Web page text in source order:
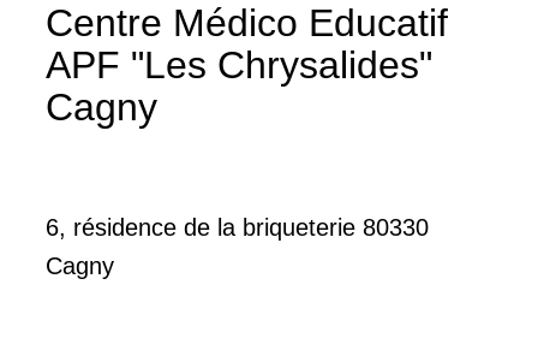
Centre Médico Educatif
APF "Les Chrysalides"
Cagny
6, résidence de la briqueterie 80330
Cagny